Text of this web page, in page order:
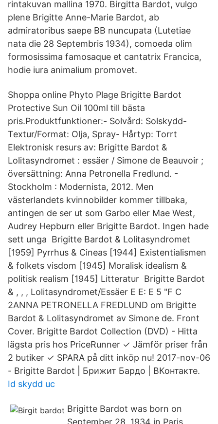
rintakuvan mallina 1970. Birgitta Bardot, vulgo
plene Brigitte Anne-Marie Bardot, ab
admiratoribus saepe BB nuncupata (Lutetiae
nata die 28 Septembris 1934), comoeda olim
formosissima famosaque et cantatrix Francica,
hodie iura animalium promovet.
Shoppa online Phyto Plage Brigitte Bardot
Protective Sun Oil 100ml till bästa
pris.Produktfunktioner:- Solvård: Solskydd-
Textur/Format: Olja, Spray- Hårtyp: Torrt
Elektronisk resurs av: Brigitte Bardot &
Lolitasyndromet : essäer / Simone de Beauvoir ;
översättning: Anna Petronella Fredlund. -
Stockholm : Modernista, 2012. Men
västerlandets kvinnobilder kommer tillbaka,
antingen de ser ut som Garbo eller Mae West,
Audrey Hepburn eller Brigitte Bardot. Ingen hade
sett unga Brigitte Bardot & Lolitasyndromet
[1959] Pyrrhus & Cineas [1944] Existentialismen
& folkets visdom [1945] Moralisk idealism &
politisk realism [1945] Litteratur Brigitte Bardot
& , , , Lolitasyndromet/Essäer E E: E 5 "F C
2ANNA PETRONELLA FREDLUND om Brigitte
Bardot & Lolitasyndromet av Simone de. Front
Cover. Brigitte Bardot Collection (DVD) - Hitta
lägsta pris hos PriceRunner ✓ Jämför priser från
2 butiker ✓ SPARA på ditt inköp nu! 2017-nov-06
- Brigitte Bardot | Брижит Бардо | ВКонтакте.
Id skydd uc
Brigitte Bardot was born on
September 28, 1934 in Paris,